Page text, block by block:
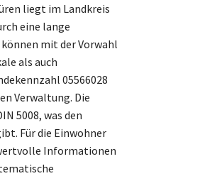
liegt im Landkreis
eine lange
mit der Vorwahl
als auch
05566028
Verwaltung. Die
5008, was den
Für die Einwohner
Informationen